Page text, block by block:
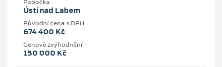
Pobočka
Ústí nad Labem
Původní cena s DPH
674 400 Kč
Cenové zvýhodnění
150 000 Kč